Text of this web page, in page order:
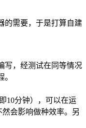
的需要，于是打算自建
写，经测试在同等情况
10分钟），可以在运
会影响做种效率。另